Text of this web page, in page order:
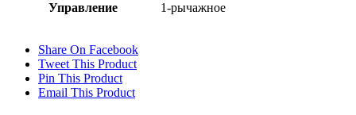
Управление 1-рычажное
Share On Facebook
Tweet This Product
Pin This Product
Email This Product